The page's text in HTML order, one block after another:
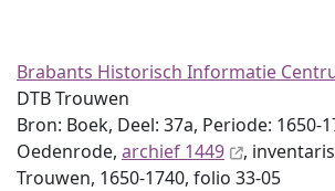
Brabants Historisch Informatie
DTB Trouwen
Bron: Boek, Deel: 37a, Periode: 1650-
Oedenrode, archief 1449
,
Trouwen, 1650-1740, folio 33-05